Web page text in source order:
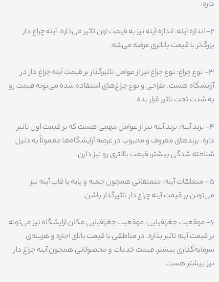
داره.
2- اندازه آینه: اندازه آینه نیز به قیمت اون تاثیر می‌ذاره. آینه چراغ دار
بزرگ‌تر با قیمت بالاتری عرضه می‌شه.
3- نوع چراغ: نوع چراغ نیز از عوامل تاثیرگذار بر قیمت آینه چراغ دار در
آرایشگاه هست. طراحی و نوع چراغ‌های استفاده شده می‌تونه قیمت رو
به شدت تحت تاثیر قرار بده
4- برند آینه: برند آینه نیز از عوامل مهمی هست که بر قیمت اون تاثیر
داره. برندهای معروف و محبوب در عرصه آرایشگاه‌ها معمولاً به دلیل
شناخته شدگی بیشتر، قیمت بالاتری رو نیز دارن.
5- متعلقات آینه: متعلقاتی همچون جعبه و پایه یا قاب آینه نیز
می‌تونن بر قیمت آینه چراغ دار تاثیرگذار باشن.
6- موقعیت جغرافیایی: موقعیت جغرافیایی مکان آرایشگاه نیز می‌تونه
بر قیمت آینه تاثیر بذاره. در مناطقی با قیمت بالای اجاره و هزینه‌ی
سرمایه‌گذاری بیشتر، قیمت خدمات و محصولاتی همچون آینه چراغ دار
نیز بیشتر هست.